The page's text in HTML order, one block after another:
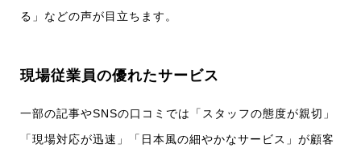
る」などの声が目立ちます。​
現場従業員の優れたサービス
一部の記事やSNSの口コミでは「スタッフの態度が親切」
「現場対応が迅速」「日本風の細やかなサービス」が顧客